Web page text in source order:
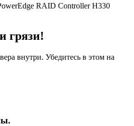
RAID Controller H330
грязи!
внутри. Убедитесь в этом на